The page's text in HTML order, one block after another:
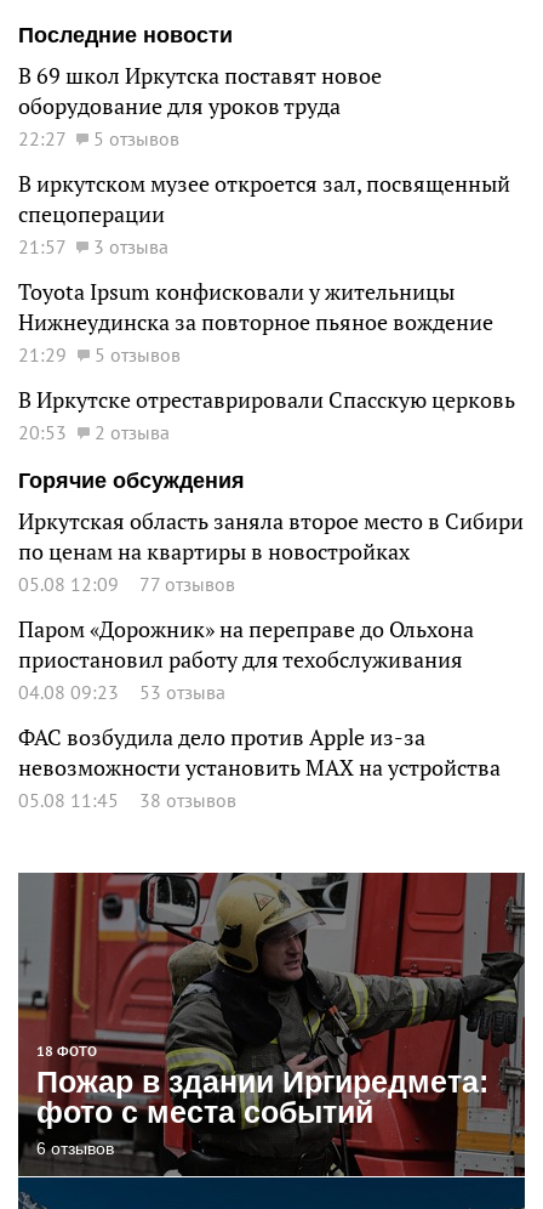
Последние новости
В 69 школ Иркутска поставят новое
оборудование для уроков труда
22:27 5 отзывов
В иркутском музее откроется зал, посвященный
спецоперации
21:57 3 отзыва
Toyota Ipsum конфисковали у жительницы
Нижнеудинска за повторное пьяное вождение
21:29 5 отзывов
В Иркутске отреставрировали Спасскую церковь
20:53
2 отзыва
Горячие обсуждения
Иркутская область заняла второе место в Сибири
по ценам на квартиры в новостройках
05.08 12:09 77 отзывов
Паром «Дорожник» на переправе до Ольхона
приостановил работу для техобслуживания
04.08 09:23 53 отзыва
ФАС возбудила дело против Apple из-за
невозможности установить MAX на устройства
05.08 11:45 38 отзывов
18 ФОТО
Пожар в здании Иргиредмета:
фото с места событий
6 отзывов